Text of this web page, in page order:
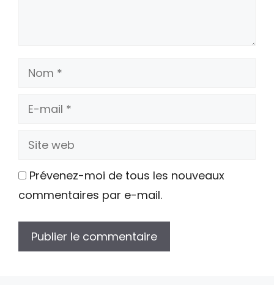
Nom
E-
Site
Prévenez-moi de tous les nouveaux
commentaires par e-mail.